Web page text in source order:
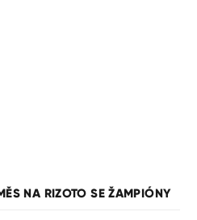
NA RIZOTO SE ŽAMPIÓNY